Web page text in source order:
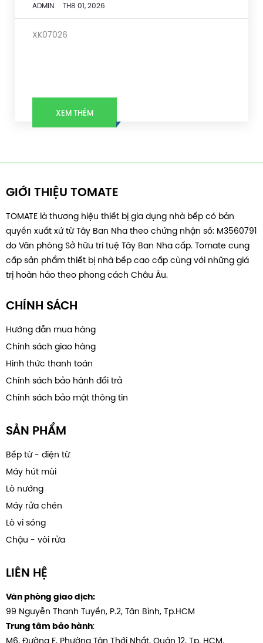
ADMIN TH8 01, 2026
XK07026
XEM THÊM
GIỚI THIỆU TOMATE
TOMATE là thương hiệu thiết bị gia dụng nhà bếp có bản
quyền xuất xứ từ Tây Ban Nha theo chứng nhận số: M3560791
do Văn phòng Sở hữu trí tuệ Tây Ban Nha cấp. Tomate cung
cấp sản phẩm thiết bị nhà bếp cao cấp cùng với những giá
trị hoàn hảo theo phong cách Châu Âu.
CHÍNH SÁCH
Hướng dẫn mua hàng
Chính sách giao hàng
Hình thức thanh toán
Chính sách bảo hành đổi trả
Chính sách bảo mật thông tin
SẢN PHẨM
Bếp từ - điện từ
Máy hút mùi
Lò nướng
Máy rửa chén
Lò vi sóng
Chậu - vòi rửa
LIÊN HỆ
Văn phòng giao dịch:
99 Nguyễn Thanh Tuyền, P.2, Tân Bình, Tp.HCM
Trung tâm bảo hành:
M6, Đường F, Phường Tân Thới Nhất, Quân 12, Tp. HCM.